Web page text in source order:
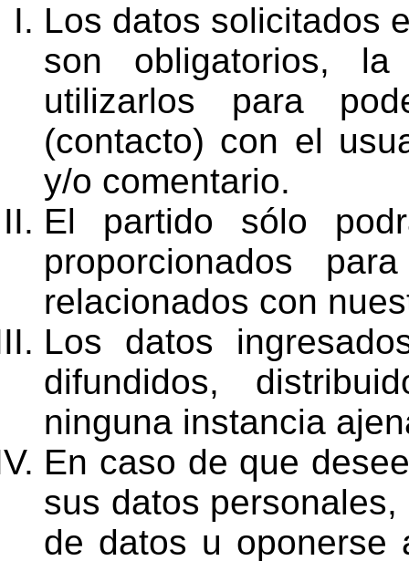
Los datos solicitados
son obligatorios,
utilizarlos para
(contacto) con el
y/o comentario.
El partido sólo
proporcionados
relacionados con
Los datos
difundidos,
ninguna instancia
En caso de que
sus datos
de datos u oponerse